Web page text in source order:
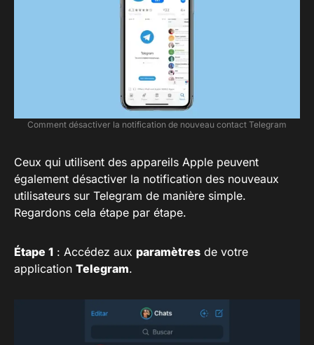
Comment désactiver la notification de nouveau contact Telegram
Ceux qui utilisent des appareils Apple peuvent
également désactiver la notification des nouveaux
utilisateurs sur Telegram de manière simple.
Regardons cela étape par étape.
Étape 1 : Accédez aux paramètres de votre
application Telegram.